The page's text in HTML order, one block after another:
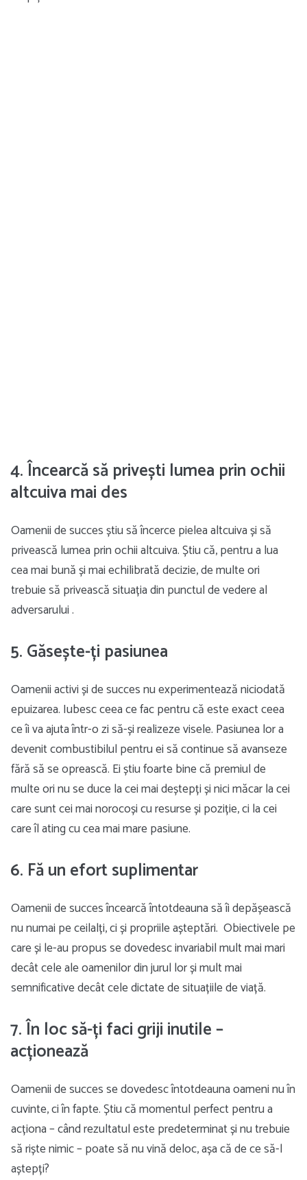
4. Încearcă să privești lumea prin ochii
altcuiva mai des
Oamenii de succes știu să încerce pielea altcuiva și să
privească lumea prin ochii altcuiva. Știu că, pentru a lua
cea mai bună și mai echilibrată decizie, de multe ori
trebuie să privească situația din punctul de vedere al
adversarului .
5. Găsește-ți pasiunea
Oamenii activi și de succes nu experimentează niciodată
epuizarea. Iubesc ceea ce fac pentru că este exact ceea
ce îi va ajuta într-o zi să-și realizeze visele. Pasiunea lor a
devenit combustibilul pentru ei să continue să avanseze
fără să se oprească. Ei știu foarte bine că premiul de
multe ori nu se duce la cei mai deștepți și nici măcar la cei
care sunt cei mai norocoși cu resurse și poziție, ci la cei
care îl ating cu cea mai mare pasiune.
6. Fă un efort suplimentar
Oamenii de succes încearcă întotdeauna să îi depășească
nu numai pe ceilalți, ci și propriile așteptări. Obiectivele pe
care și le-au propus se dovedesc invariabil mult mai mari
decât cele ale oamenilor din jurul lor și mult mai
semnificative decât cele dictate de situațiile de viață.
7. În loc să-ți faci griji inutile –
acționează
Oamenii de succes se dovedesc întotdeauna oameni nu în
cuvinte, ci în fapte. Știu că momentul perfect pentru a
acționa – când rezultatul este predeterminat și nu trebuie
să riște nimic – poate să nu vină deloc, așa că de ce să-l
aștepți?